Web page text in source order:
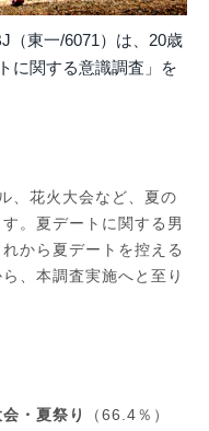
（東一/6071）は、20歳
に関する意識調査」を
、花火大会など、夏の
。夏デートに関する男
から夏デートを控える
、本調査実施へと至り
・夏祭り
（66.4％）